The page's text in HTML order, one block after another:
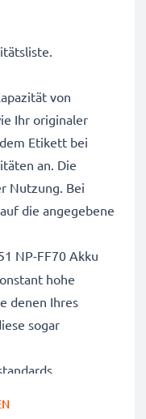
von
Ihr originaler
Etikett bei
an. Die
Nutzung. Bei
die angegebene
NP-FF70 Akku
hohe
denen Ihres
sogar